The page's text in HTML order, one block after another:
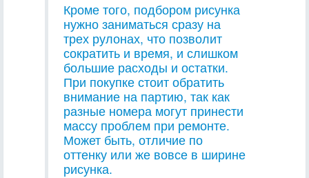
Кроме того, подбором рисунка
нужно заниматься сразу на
трех рулонах, что позволит
сократить и время, и слишком
большие расходы и остатки.
При покупке стоит обратить
внимание на партию, так как
разные номера могут принести
массу проблем при ремонте.
Может быть, отличие по
оттенку или же вовсе в ширине
рисунка.